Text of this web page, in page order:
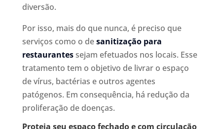
diversão.
Por isso, mais do que nunca, é preciso que
serviços como o desanitização para
restaurantessejam efetuados nos locais. Esse
tratamento tem o objetivo de livrar o espaço
de vírus, bactérias e outros agentes
patógenos. Em consequência, há redução da
proliferação de doenças.
Proteja seu espaço fechado e com circulação